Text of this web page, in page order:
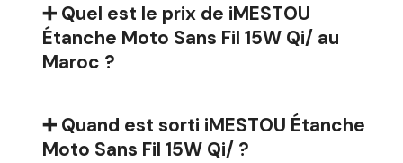
➕ Quel est le prix de iMESTOU
Étanche Moto Sans Fil 15W Qi/ au
Maroc ?
➕ Quand est sorti iMESTOU Étanche
Moto Sans Fil 15W Qi/ ?